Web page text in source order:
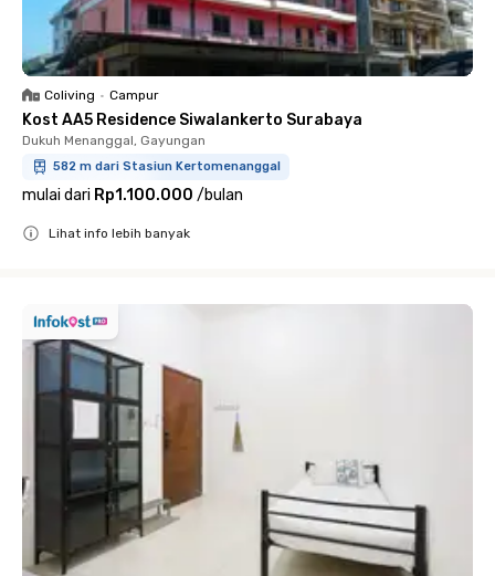
Coliving • Campur
Kost AA5 Residence Siwalankerto Surabaya
Dukuh Menanggal, Gayungan
582 m dari Stasiun Kertomenanggal
mulai dari Rp1.100.000 /bulan
Lihat info lebih banyak